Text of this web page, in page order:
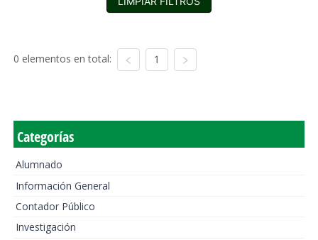
0 elementos en total: 1
Categorías
Alumnado
Información General
Contador Público
Investigación